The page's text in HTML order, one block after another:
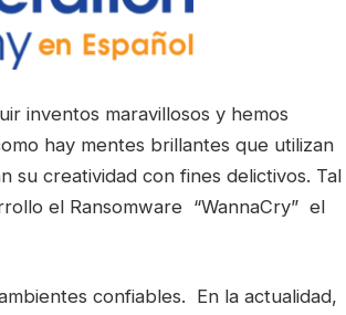
inventos maravillosos y hemos
hay mentes brillantes que utilizan
su creatividad con fines delictivos. Tal
el Ransomware “WannaCry” el
confiables. En la actualidad,